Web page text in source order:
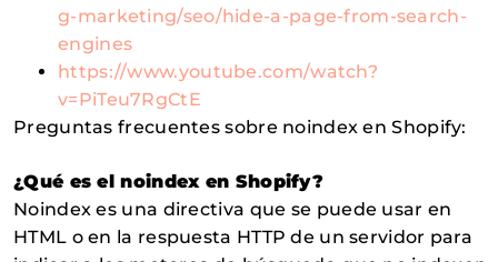
g-marketing/seo/hide-a-page-from-search-
engines
https://www.youtube.com/watch?
v=PiTeu7RgCtE
Preguntas frecuentes sobre noindex en Shopify:
¿Qué es el noindex en Shopify?
Noindex es una directiva que se puede usar en
HTML o en la respuesta HTTP de un servidor para